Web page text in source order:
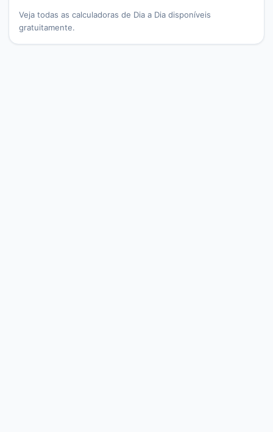
Veja todas as calculadoras de Dia a Dia disponíveis
gratuitamente.